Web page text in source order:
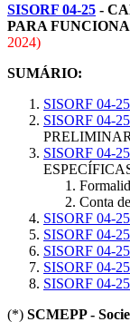
SISORF 04-25 -
PARA
2024)
SUMÁRIO:
SISORF 04-
SISORF 04-
SISORF 04-
Conta
SISORF 04-
SISORF 04-
SISORF 04-
SISORF 04-
SISORF 04-
(*) SCMEPP -